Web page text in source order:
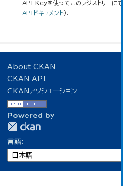
API Keyを使ってこのレジストリーにもア
APIドキュメント).
About CKAN
CKAN API
CKANアソシエーション
Powered by
言語